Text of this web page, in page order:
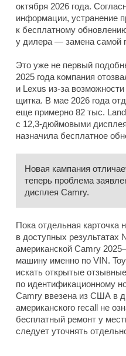
октября 2026 года.
информации, устранение
к бесплатному
у дилера — замена самой
Это уже не первый
2025 года компания
и Lexus из-за
щитка. В мае 2026 года
еще примерно 82 тыс.
с 12,3-дюймовыми
назначила бесплатное
Новая кампания
теперь проблема
дисплея Camry.
Пока отдельная карточка
в доступных результатах
американской Camry
машину именно по VIN.
искать открытые
по идентификационному
Camry ввезена из США в
американского recall не
бесплатный ремонт у
следует уточнять